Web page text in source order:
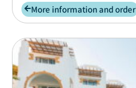
More information and order